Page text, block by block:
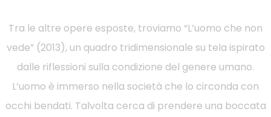
Tra le altre opere esposte, troviamo “L’uomo che non
vede” (2013), un quadro tridimensionale su tela ispirato
dalle riflessioni sulla condizione del genere umano.
L’uomo è immerso nella società che lo circonda con
occhi bendati. Talvolta cerca di prendere una boccata